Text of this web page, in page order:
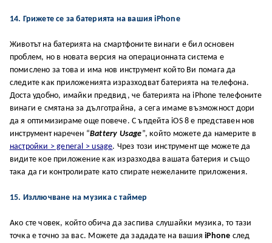
14. Грижете се за батерията на вашия iPhone
Животът на батерията на смартфоните винаги е бил основен
проблем, но в новата версия на операционната система е
помислено за това и има нов инструмент който Ви помага да
следите как приложенията изразходват батерията на телефона.
Доста удобно, имайки предвид, че батерията на iPhone телефоните
винаги е смятана за дълготрайна, а сега имаме възможност дори
да я оптимизираме още повече. С ъпдейта iOS 8 е представен нов
инструмент наречен “Battery Usage”, който можете да намерите в
настройки > general > usage. Чрез този инструмент ще можете да
видите кое приложение как изразходва вашата батерия и също
така да ги контролирате като спирате нежеланите приложения.
15. Изллючване на музика с таймер
Ако сте човек, който обича да заспива слушайки музика, то тази
точка е точно за вас. Можете да зададате на вашияiPhone след